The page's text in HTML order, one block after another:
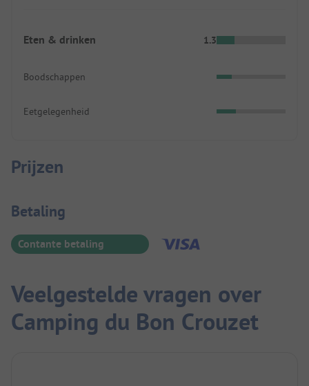
Eten & drinken 1.3
Boodschappen
Eetgelegenheid
Prijzen
Betaalinformatie
Betaling
Contante betaling
Veelgestelde vragen over
Camping du Bon Crouzet